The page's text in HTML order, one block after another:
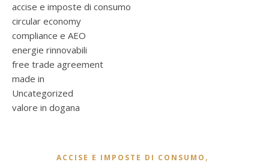
accise e imposte di consumo
circular economy
compliance e AEO
energie rinnovabili
free trade agreement
made in
Uncategorized
valore in dogana
ACCISE E IMPOSTE DI CONSUMO ,